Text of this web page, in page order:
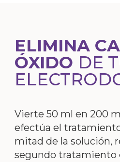
ELIMINA
ÓXIDO DE
Vierte 50 ml en 200
efectúa el
mitad de la solución,
segundo tratamiento